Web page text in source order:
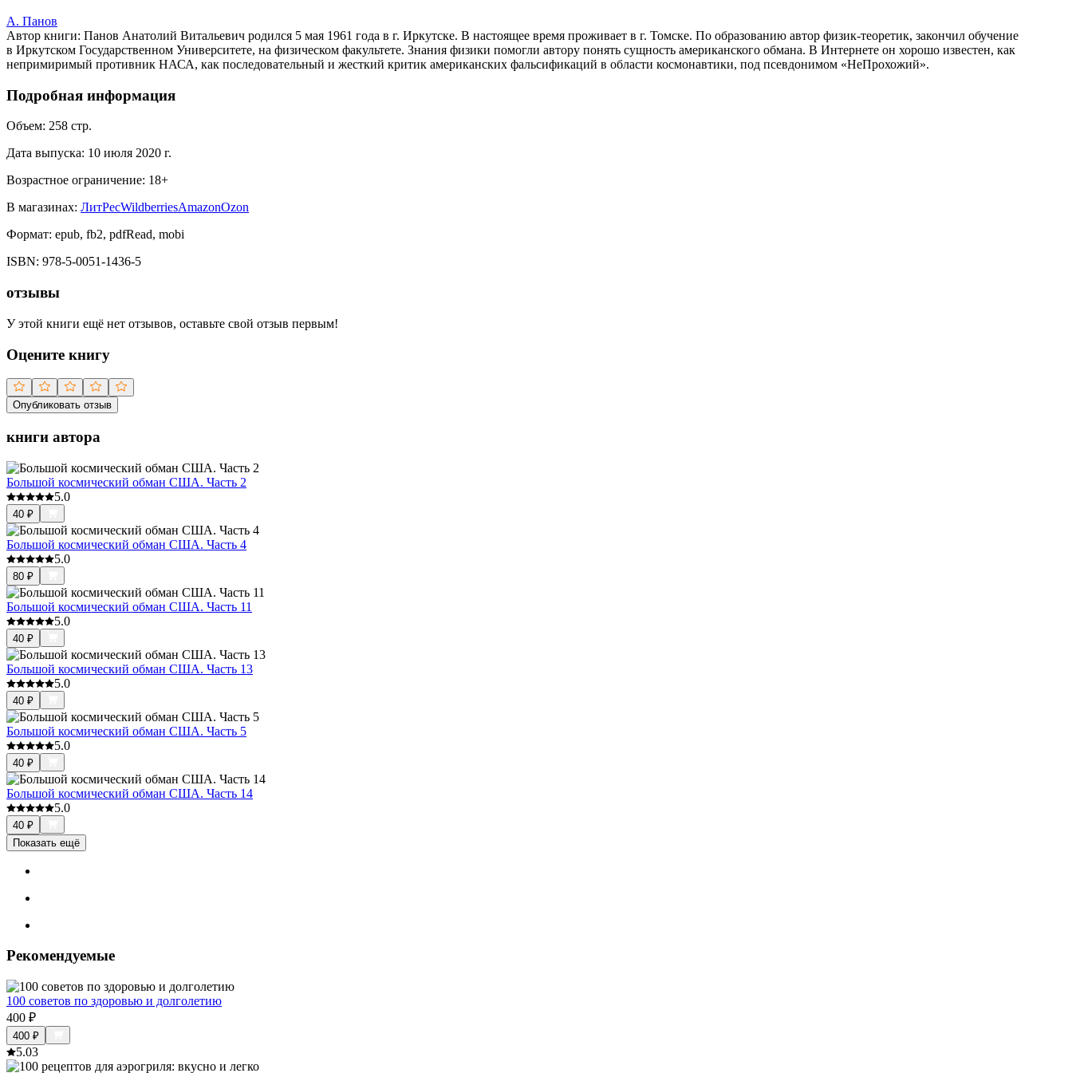
А. Панов
Автор книги: Панов Анатолий Витальевич родился 5 мая 1961 года в г. Иркутске. В настоящее время проживает в г. Томске. По образованию автор физик-теоретик, закончил обучение
в Иркутском Государственном Университете, на физическом факультете. Знания физики помогли автору понять сущность американского обмана. В Интернете он хорошо известен, как
непримиримый противник НАСА, как последовательный и жесткий критик американских фальсификаций в области космонавтики, под псевдонимом «НеПрохожий».
Подробная информация
Объем: 258 стр.
Дата выпуска: 10 июля 2020 г.
Возрастное ограничение: 18+
В магазинах: ЛитРесWildberriesAmazonOzon
Формат: epub, fb2, pdfRead, mobi
ISBN: 978-5-0051-1436-5
отзывы
У этой книги ещё нет отзывов, оставьте свой отзыв первым!
Оцените книгу
Опубликовать отзыв
книги автора
Большой космический обман США. Часть 2
5.0
40 ₽
Большой космический обман США. Часть 4
5.0
80 ₽
Большой космический обман США. Часть 11
5.0
40 ₽
Большой космический обман США. Часть 13
5.0
40 ₽
Большой космический обман США. Часть 5
5.0
40 ₽
Большой космический обман США. Часть 14
5.0
40 ₽
Показать ещё
Рекомендуемые
100 советов по здоровью и долголетию
400 ₽
400 ₽
5.03